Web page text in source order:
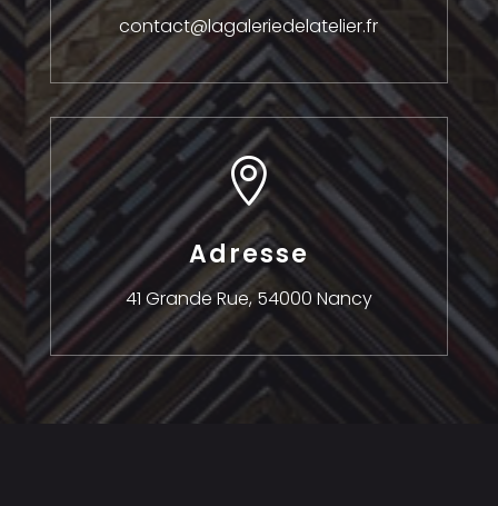
contact@lagaleriedelatelier.fr

Adresse
41 Grande Rue,54000 Nancy